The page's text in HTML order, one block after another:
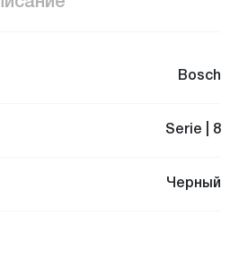
Bosch
Serie | 8
Черный